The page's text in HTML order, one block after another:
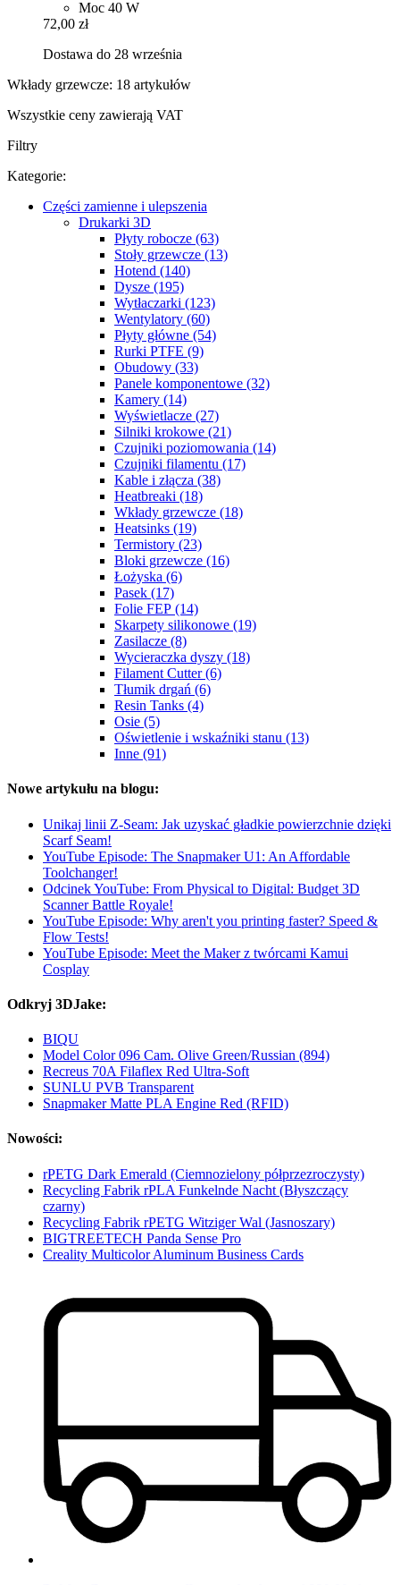
Moc 40 W
72,00 zł
Dostawa do 28 września
Wkłady grzewcze: 18 artykułów
Wszystkie ceny zawierają VAT
Filtry
Kategorie:
Części zamienne i ulepszenia
Drukarki 3D
Płyty robocze (63)
Stoły grzewcze (13)
Hotend (140)
Dysze (195)
Wytłaczarki (123)
Wentylatory (60)
Płyty główne (54)
Rurki PTFE (9)
Obudowy (33)
Panele komponentowe (32)
Kamery (14)
Wyświetlacze (27)
Silniki krokowe (21)
Czujniki poziomowania (14)
Czujniki filamentu (17)
Kable i złącza (38)
Heatbreaki (18)
Wkłady grzewcze (18)
Heatsinks (19)
Termistory (23)
Bloki grzewcze (16)
Łożyska (6)
Pasek (17)
Folie FEP (14)
Skarpety silikonowe (19)
Zasilacze (8)
Wycieraczka dyszy (18)
Filament Cutter (6)
Tłumik drgań (6)
Resin Tanks (4)
Osie (5)
Oświetlenie i wskaźniki stanu (13)
Inne (91)
Nowe artykułu na blogu:
Unikaj linii Z-Seam: Jak uzyskać gładkie powierzchnie dzięki
Scarf Seam!
YouTube Episode: The Snapmaker U1: An Affordable
Toolchanger!
Odcinek YouTube: From Physical to Digital: Budget 3D
Scanner Battle Royale!
YouTube Episode: Why aren't you printing faster? Speed &
Flow Tests!
YouTube Episode: Meet the Maker z twórcami Kamui
Cosplay
Odkryj 3DJake:
BIQU
Model Color 096 Cam. Olive Green/Russian (894)
Recreus 70A Filaflex Red Ultra-Soft
SUNLU PVB Transparent
Snapmaker Matte PLA Engine Red (RFID)
Nowości:
rPETG Dark Emerald (Ciemnozielony półprzezroczysty)
Recycling Fabrik rPLA Funkelnde Nacht (Błyszczący
czarny)
Recycling Fabrik rPETG Witziger Wal (Jasnoszary)
BIGTREETECH Panda Sense Pro
Creality Multicolor Aluminum Business Cards